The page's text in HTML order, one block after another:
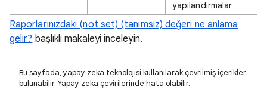
yapılandırmalar
Raporlarınızdaki (not set) (tanımsız) değeri ne anlama
gelir? başlıklı makaleyi inceleyin.
Bu sayfada, yapay zeka teknolojisi kullanılarak çevrilmiş içerikler
bulunabilir. Yapay zeka çevirilerinde hata olabilir.